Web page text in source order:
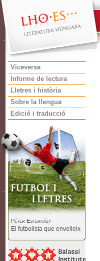
Viceversa
Informe de lectura
Lletres i història
Sobre la llengua
Edició i traducció
Péter Esterházy
El futbolista que envelleix